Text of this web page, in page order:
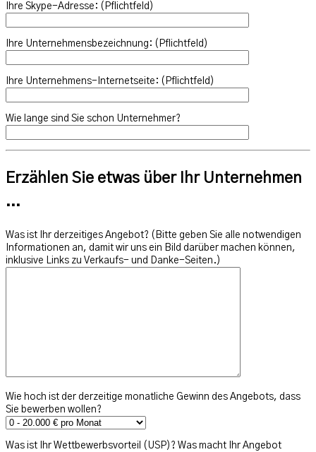
Ihre Skype-Adresse: (Pflichtfeld)
Ihre Unternehmensbezeichnung: (Pflichtfeld)
Ihre Unternehmens-Internetseite: (Pflichtfeld)
Wie lange sind Sie schon Unternehmer?
Erzählen Sie etwas über Ihr Unternehmen
...
Was ist Ihr derzeitiges Angebot? (Bitte geben Sie alle notwendigen
Informationen an, damit wir uns ein Bild darüber machen können,
inklusive Links zu Verkaufs- und Danke-Seiten.)
Wie hoch ist der derzeitige monatliche Gewinn des Angebots, dass
Sie bewerben wollen?
Was ist Ihr Wettbewerbsvorteil (USP)? Was macht Ihr Angebot